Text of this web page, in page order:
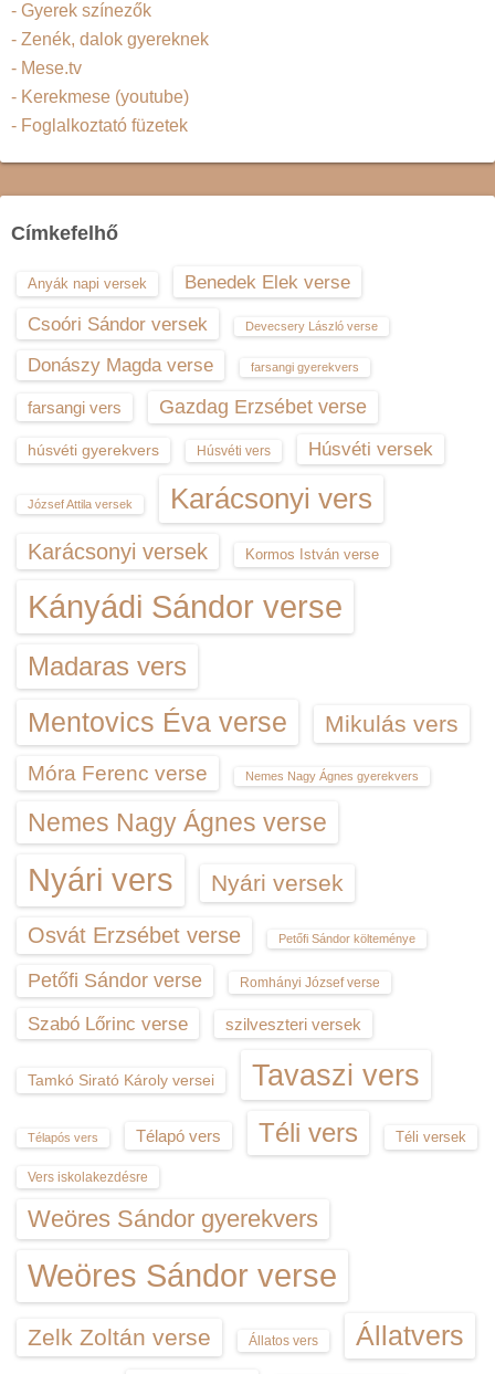
- Gyerek színezők
- Zenék, dalok gyereknek
- Mese.tv
- Kerekmese (youtube)
- Foglalkoztató füzetek
Címkefelhő
Anyák napi versek
Benedek Elek verse
Csoóri Sándor versek
Devecsery László verse
Donászy Magda verse farsangi gyerekvers
farsangi vers Gazdag Erzsébet verse
húsvéti gyerekvers Húsvéti vers Húsvéti versek
József Attila versek Karácsonyi vers
Karácsonyi versek Kormos István verse
Kányádi Sándor verse
Madaras vers
Mentovics Éva verse Mikulás vers
Móra Ferenc verse Nemes Nagy Ágnes gyerekvers
Nemes Nagy Ágnes verse
Nyári vers Nyári versek
Osvát Erzsébet verse Petőfi Sándor költeménye
Petőfi Sándor verse Romhányi József verse
Szabó Lőrinc verse szilveszteri versek
Tamkó Sirató Károly versei Tavaszi vers
Télapós vers Télapó vers Téli vers Téli versek
Vers iskolakezdésre
Weöres Sándor gyerekvers
Weöres Sándor verse
Zelk Zoltán verse Állatos vers Állatvers